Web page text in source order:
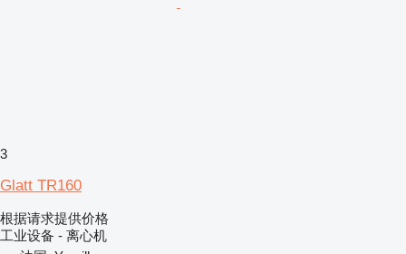
3
Glatt TR160
根据请求提供价格
工业设备 - 离心机